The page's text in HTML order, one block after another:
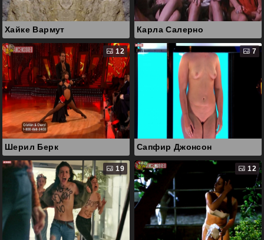
Хайке Вармут Карла Салерно
12
Шерил Берк
7
Сапфир Джонсон
19 12